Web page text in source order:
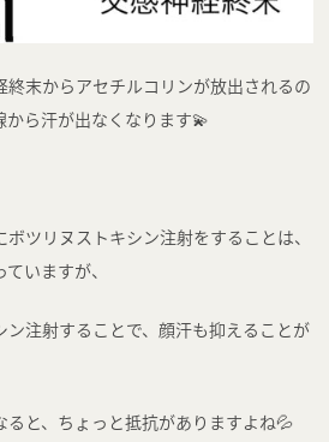
終末からアセチルコリンが放出されるの
ら汗が出なくなります💫
ツリヌストキシン注射をすることは、
いますが、
ン注射することで、顔汗も抑えることが
と、ちょっと抵抗がありますよね💦